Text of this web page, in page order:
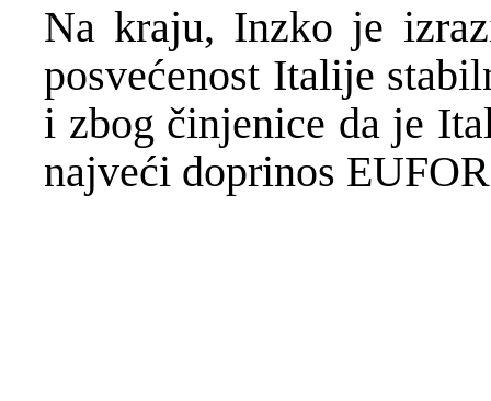
Na kraju, Inzko je
posvećenost Italije
i zbog činjenice da je
najveći doprinos